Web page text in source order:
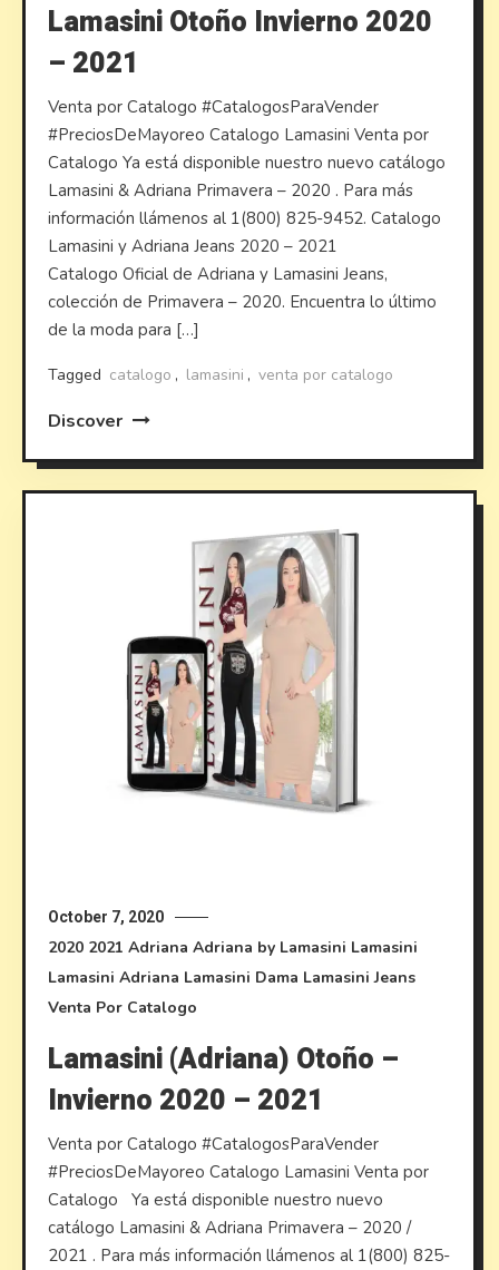
Lamasini Otoño Invierno 2020
– 2021
Venta por Catalogo #CatalogosParaVender
#PreciosDeMayoreo Catalogo Lamasini Venta por
Catalogo Ya está disponible nuestro nuevo catálogo
Lamasini & Adriana Primavera – 2020 . Para más
información llámenos al 1(800) 825-9452. Catalogo
Lamasini y Adriana Jeans 2020 – 2021
Catalogo Oficial de Adriana y Lamasini Jeans,
colección de Primavera – 2020. Encuentra lo último
de la moda para […]
Tagged catalogo , lamasini , venta por catalogo
Discover
October 7, 2020
2020 2021 Adriana Adriana by Lamasini Lamasini
Lamasini Adriana Lamasini Dama Lamasini Jeans
Venta Por Catalogo
Lamasini (Adriana) Otoño –
Invierno 2020 – 2021
Venta por Catalogo #CatalogosParaVender
#PreciosDeMayoreo Catalogo Lamasini Venta por
Catalogo Ya está disponible nuestro nuevo
catálogo Lamasini & Adriana Primavera – 2020 /
2021 . Para más información llámenos al 1(800) 825-